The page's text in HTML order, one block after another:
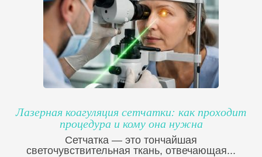
Лазерная коагуляция сетчатки: как проходит
процедура и кому она нужна
Сетчатка — это тончайшая
светочувствительная ткань, отвечающая...